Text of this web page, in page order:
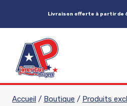
Livraison offerte à partir de
Accueil / Boutique / Produits